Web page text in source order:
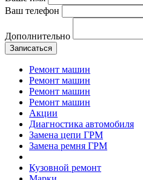
Ваш телефон
Дополнительно
Записаться
Ремонт машин
Ремонт машин
Ремонт машин
Ремонт машин
Акции
Диагностика автомобиля
Замена цепи ГРМ
Замена ремня ГРМ
Кузовной ремонт